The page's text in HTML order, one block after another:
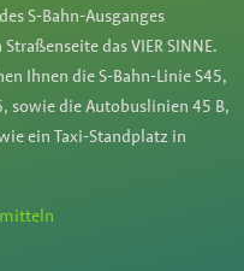
S-Bahn-Ausganges
das VIER SINNE.
Ihnen die S-Bahn-Linie S45,
sowie die Autobuslinien 45 B,
ein Taxi-Standplatz in